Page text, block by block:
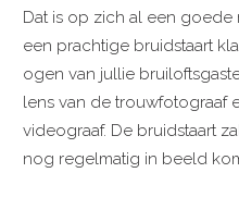
Dat is op zich al een
een prachtige bruidstaart
ogen van jullie
lens van de trouwfotograaf
videograaf. De bruidstaart
nog regelmatig in beeld